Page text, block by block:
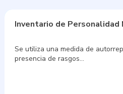
Inventario de Personalidad
Se utiliza una medida de
presencia de rasgos…